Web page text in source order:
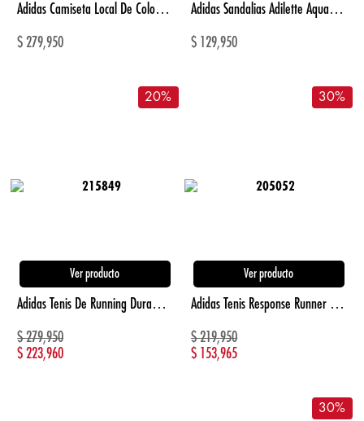
Adidas Camiseta Local De Colombia Mundial 2026 Para Niño amarillo de niño para futbol
$ 279,950
Adidas Sandalias Adilette Aqua blanco de hombre para natacion
$ 129,950
20%
Ver producto
Adidas Tenis De Running Duramo Rc2 negro de mujer para correr
$279,950
$223,960
30%
Ver producto
Adidas Tenis Response Runner gris unisex para correr
$219,950
$ 153,965
30%